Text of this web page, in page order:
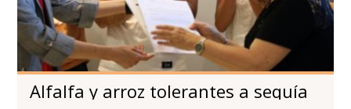
Alfalfa y arroz tolerantes a sequía